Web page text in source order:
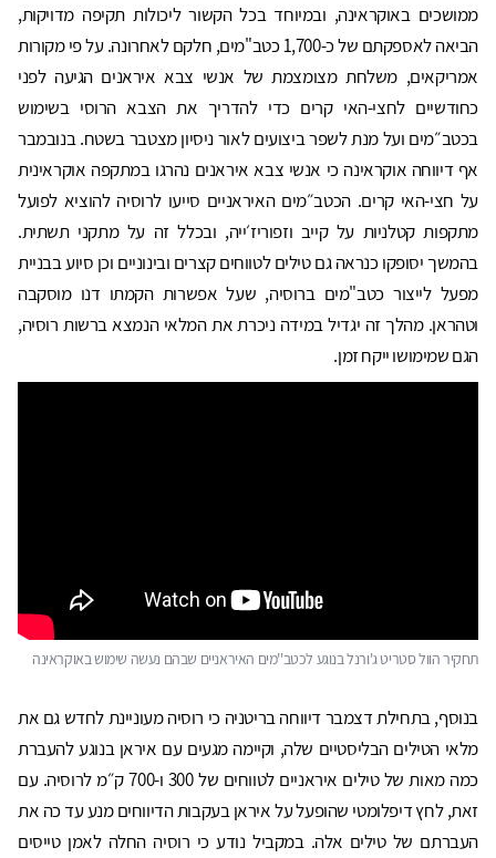
ממושכים באוקראינה, ובמיוחד בכל הקשור ליכולות תקיפה מדויקות,
הביאה לאספקתם של כ-1,700 כטב"מים, חלקם לאחרונה. על פי מקורות
אמריקאים, משלחת מצומצמת של אנשי צבא איראנים הגיעה לפני
כחודשיים לחצי-האי קרים כדי להדריך את הצבא הרוסי בשימוש
בכטב״מים ועל מנת לשפר ביצועים לאור ניסיון מצטבר בשטח. ​​בנובמבר
אף דיווחה אוקראינה כי אנשי צבא איראנים נהרגו במתקפה אוקראינית
על חצי-האי קרים. הכטב״מים האיראניים סייעו לרוסיה להוציא לפועל
מתקפות קטלניות על קייב וזפוריז׳ייה, ובכלל זה על מתקני תשתית.
בהמשך יסופקו כנראה גם טילים לטווחים קצרים ובינוניים וכן סיוע בבניית
מפעל לייצור כטב"מים ברוסיה, שעל אפשרות הקמתו דנו מוסקבה
וטהראן. מהלך זה יגדיל במידה ניכרת את המלאי הנמצא ברשות רוסיה,
הגם שמימושו ייקח זמן.
תחקיר הוול סטריט ג'ורנל בנוגע לכטב''מים האיראניים שבהם נעשה שימוש באוקראינה
בנוסף, בתחילת דצמבר דיווחה בריטניה כי רוסיה מעוניינת לחדש גם את
מלאי הטילים הבליסטיים שלה, וקיימה מגעים עם איראן בנוגע להעברת
כמה מאות של טילים איראניים לטווחים של 300 ו-700 ק״מ לרוסיה. עם
זאת, לחץ דיפלומטי שהופעל על איראן בעקבות הדיווחים מנע עד כה את
העברתם של טילים אלה. במקביל נודע כי רוסיה החלה לאמן טייסים